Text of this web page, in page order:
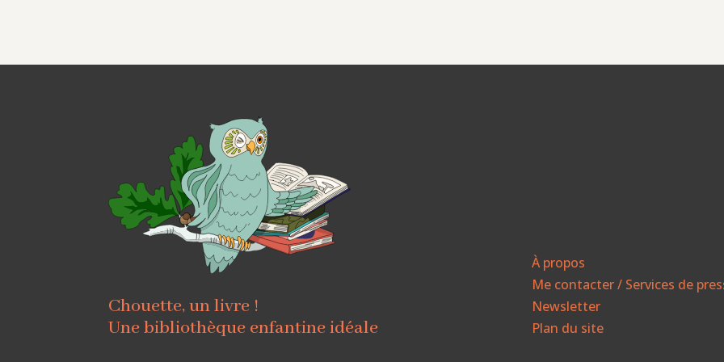
Chouette, un livre !
Une bibliothèque enfantine idéale
À propos
Me contacter / Services de
Newsletter
Plan du site